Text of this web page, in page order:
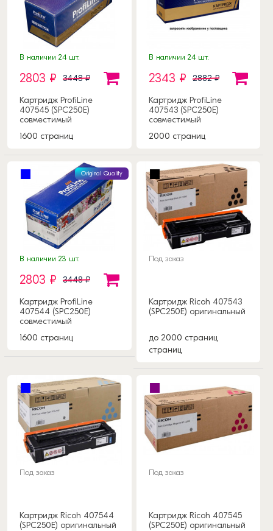
В наличии 24 шт.
2803 ₽ 3448 ₽
Картридж ProfiLine
407545 (SPC250E)
совместимый
1600 страниц
В наличии 24 шт.
2343 ₽ 2882 ₽
Картридж ProfiLine
407543 (SPC250E)
совместимый
2000 страниц
Original Quality
В наличии 23 шт.
2803 ₽ 3448 ₽
Картридж ProfiLine
407544 (SPC250E)
совместимый
1600 страниц
Под заказ
Картридж Ricoh 407543
(SPC250E) оригинальный
до 2000 страниц
страниц
Под заказ
Картридж Ricoh 407544
(SPC250E) оригинальный
Под заказ
Картридж Ricoh 407545
(SPC250E) оригинальный